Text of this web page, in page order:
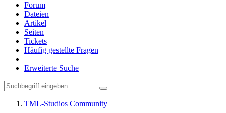
Forum
Dateien
Artikel
Seiten
Tickets
Häufig gestellte Fragen
Erweiterte Suche
TML-Studios Community